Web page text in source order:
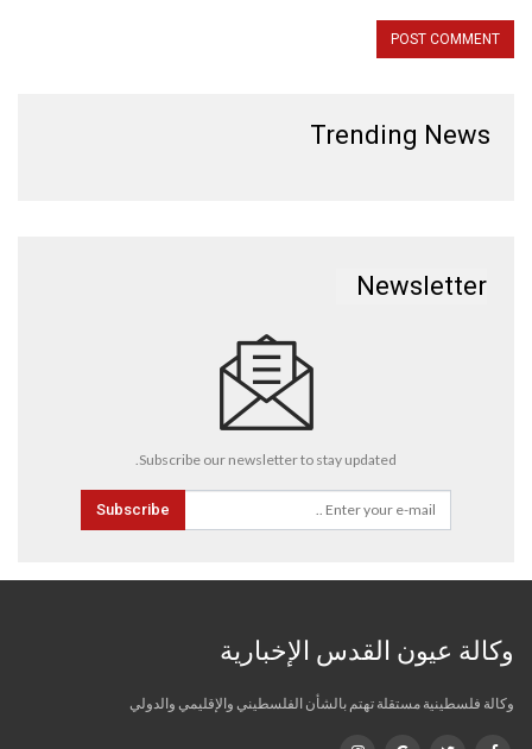
Trending News
Newsletter
Subscribe our newsletter to stay updated.
Subscribe
وكالة عيون القدس الإخبارية
وكالة فلسطينية مستقلة تهتم بالشأن الفلسطيني والإقليمي والدولي